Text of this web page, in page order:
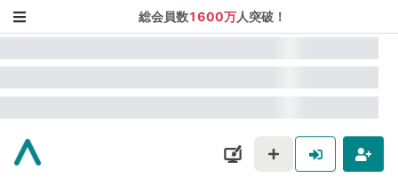
総会員数1600万人突破！